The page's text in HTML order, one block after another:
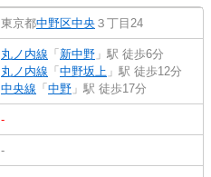
東京都中野区中央 ３丁目24
丸ノ内線 「 新中野 」駅 徒歩6分
丸ノ内線 「 中野坂上 」駅 徒歩12分
中央線 「 中野 」駅 徒歩17分
-
-